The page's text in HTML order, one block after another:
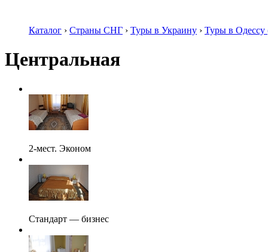
Каталог › Страны СНГ › Туры в Украину › Туры в Одессу
Центральная
2-мест. Эконом
Стандарт — бизнес